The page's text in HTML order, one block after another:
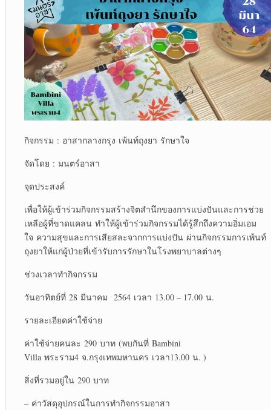
กิจกรรม : อาสากลางกรุง เพ้นท์ถุงยา รักษาใจ
จัดโดย : มนตร์อาสา
จุดประสงค์
เพื่อให้ผู้เข้าร่วมกิจกรรมสร้างจิตสำนึกของการแบ่งปันและการช่วย
เหลือผู้ที่ขาดแคลน ทำให้ผู้เข้าร่วมกิจกรรมได้รู้สึกถึงความอิ่มเอม
ใจ ความสุขและการเสียสละจากการแบ่งปัน ผ่านกิจกรรมการเพ้นท์
ถุงยาให้แก่ผู้ป่วยที่เข้ารับการรักษาในโรงพยาบาลต่างๆ
ช่วงเวลาทำกิจกรรม
วันอาทิตย์ที่28 มีนาคม 2564 เวลา 13.00 – 17.00 น.
รายละเอียดค่าใช้จ่าย
ค่าใช้จ่ายคนละ 290 บาท(พบกันที่Bambini
Villa พระราม4 จ.กรุงเทพมหานคร เวลา13.00 น. )
สิ่งที่รวมอยู่ใน290 บาท
– ค่าวัสดุอุปกรณ์ในการทำกิจกรรมอาสา